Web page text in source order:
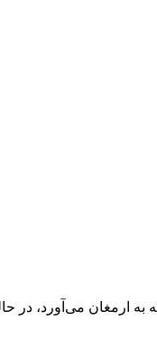
کلاسیک 3 با دیافراگم دو طرفه و لوله‌های بهبود